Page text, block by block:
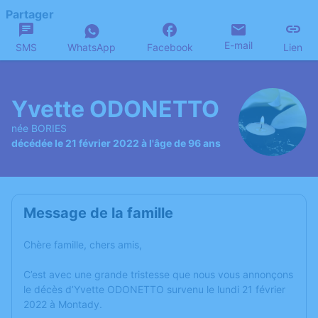
Partager
SMS WhatsApp Facebook E-mail Lien
Yvette ODONETTO
née BORIES
décédée le 21 février 2022 à l'âge de 96 ans
Message de la famille
Chère famille, chers amis,
C’est avec une grande tristesse que nous vous annonçons
le décès d’Yvette ODONETTO survenu le lundi 21 février
2022 à Montady.